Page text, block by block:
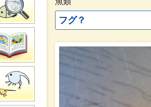
フグ？